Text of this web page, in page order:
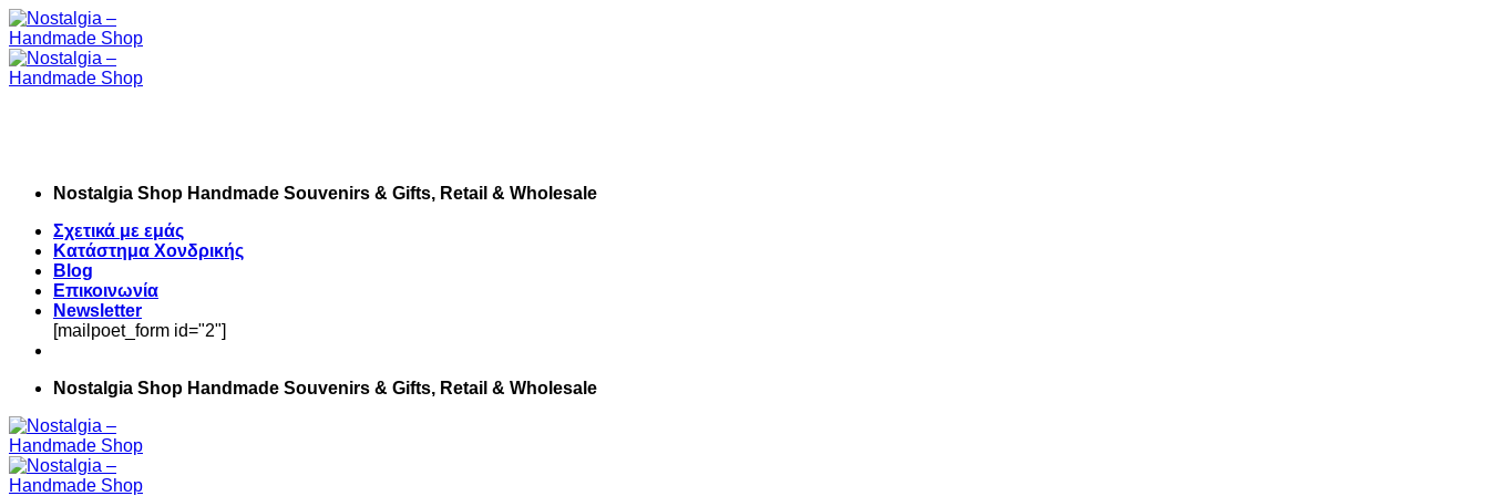
Skip
to
content
Nostalgia Shop Handmade Souvenirs & Gifts, Retail & Wholesale
Σχετικά με εμάς
Κατάστημα Χονδρικής
Blog
Επικοινωνία
Newsletter
[mailpoet_form id="2"]
Nostalgia Shop Handmade Souvenirs & Gifts, Retail & Wholesale